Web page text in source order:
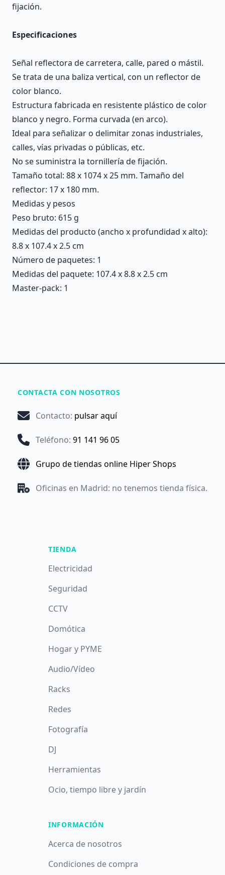
fijación.
Especificaciones
Señal reflectora de carretera, calle, pared o mástil.
Se trata de una baliza vertical, con un reflector de
color blanco.
Estructura fabricada en resistente plástico de color
blanco y negro. Forma curvada (en arco).
Ideal para señalizar o delimitar zonas industriales,
calles, vías privadas o públicas, etc.
No se suministra la tornillería de fijación.
Tamaño total: 88 x 1074 x 25 mm. Tamaño del
reflector: 17 x 180 mm.
Medidas y pesos
Peso bruto: 615 g
Medidas del producto (ancho x profundidad x alto):
8.8 x 107.4 x 2.5 cm
Número de paquetes: 1
Medidas del paquete: 107.4 x 8.8 x 2.5 cm
Master-pack: 1
CONTACTA CON NOSOTROS
Contacto: pulsar aquí
Teléfono: 91 141 96 05
Grupo de tiendas online Hiper Shops
Oficinas en Madrid: no tenemos tienda física.
TIENDA
Electricidad
Seguridad
CCTV
Domótica
Hogar y PYME
Audio/Vídeo
Racks
Redes
Fotografía
DJ
Herramientas
Ocio, tiempo libre y jardín
INFORMACIÓN
Acerca de nosotros
Condiciones de compra